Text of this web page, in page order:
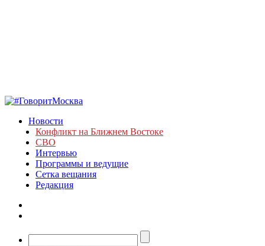
Новости
Конфликт на Ближнем Востоке
СВО
Интервью
Программы и ведущие
Сетка вещания
Редакция